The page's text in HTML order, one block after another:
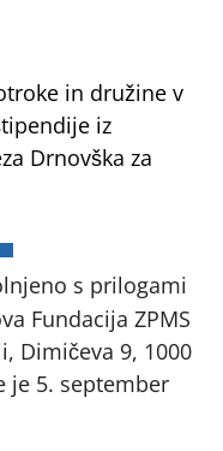
in družine v
iz
Drnovška za
zavihku
s prilogami
Fundacija ZPMS
Dimičeva 9, 1000
je 5. september